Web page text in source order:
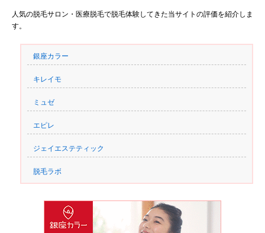
人気の脱毛サロン・医療脱毛で脱毛体験してきた当サイトの評価を紹介しま
す。
銀座カラー
キレイモ
ミュゼ
エピレ
ジェイエステティック
脱毛ラボ